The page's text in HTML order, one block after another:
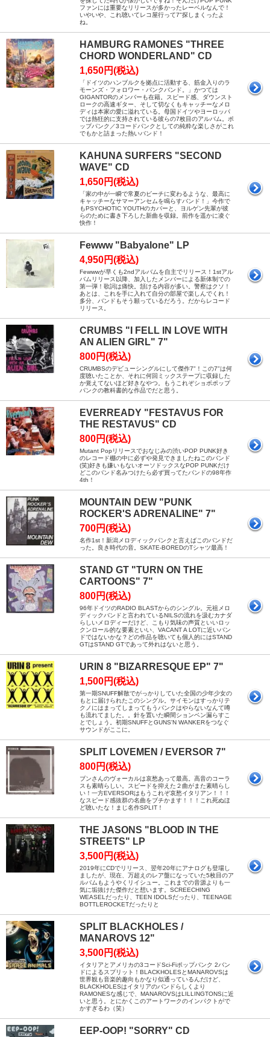
ファンには重要なリリースが多かったレーベルなんで！
いやいや、これ聴いてレコ屋行って7"探しまくったよ
ね。
HAMBURG RAMONES "THREE
CHORD WONDERLAND" CD
1,650円(税込)
「ドイツのハンブルクを拠点に活動する、筋金入りのラ
モーンズ・フォロワー・パンクバンド。」かつては
GIGANTORのメンバーも在籍。スピード感、ダウンスト
ロークの高速ギター、そして切なくもキャッチーなメロ
ディは本家の愛に溢れている。母国ドイツやヨーロッパ
では熱狂的に支持されている彼らの7枚目のアルバム。ポ
ップパンク／3コードパンクとしての純粋な楽しさがこれ
でもかと詰まった熱いバンド！
KAHUNA SURFERS "SECOND
WAVE" CD
1,650円(税込)
「家の中が一瞬で常夏のビーチに変わるような、最高に
キャッチーなサマーアンセムを鳴らすバンド！」今作で
もPSYCHOTIC YOUTHのカバーと、ヨルゲン先輩が彼
らのために書き下ろした新曲を収録。前作を遥かに凌ぐ
快作！
Fewww "Babyalone" LP
4,950円(税込)
Fewwwが早くも2ndアルバムを自主でリリース！1stアル
バムリリース以降、加入したメンバーによる新体制での
第一弾！歌詞は痛快。頷ける内容が多い。警察はクソ！
あとは、これを手に入れて自分の部屋で楽しんでくれ！
多分、バンドもそう願っているだろう。だからレコード
リリース。
CRUMBS "I FELL IN LOVE WITH
AN ALIEN GIRL" 7"
800円(税込)
CRUMBSのデビューシングルにして傑作7"！この7"は何
度聴いたことか、それに何回ミックステープに収録した
か覚えてないほど好きなやつ。もうこれぞショボポップ
パンクの教科書的な作品でだと思う。
EVERREADY "FESTAVUS FOR
THE RESTAVUS" CD
800円(税込)
Mutant Popリリースでおなじみの渋いPOP PUNK好き
のレコード棚の中に必ずや発見できましたねこのバンド
(笑)好きも嫌いもないオーソドックスなPOP PUNKだけ
どこのバンド名みつけたら必ず買ってたバンドの98年作
4th！
MOUNTAIN DEW "PUNK
ROCKER'S ADRENALINE" 7"
700円(税込)
名作1st！新潟メロディックパンクと言えばこのバンドだ
った。良き時代の音。SKATE-BOREDのTシャツ最高！
STAND GT "TURN ON THE
CARTOONS" 7"
800円(税込)
96年ドイツのRADIO BLASTからのシングル。元祖メロ
ディックバンドと言われているNILSの流れを汲むカナダ
らしいメロディーだけど、こもり気味の声質といいロッ
クンロール的な要素といい、VACANT A LOTに近いバン
ドではないかな？どの作品を聴いても個人的にはSTAND
GTはSTAND GTであって外れはないと思う。
URIN 8 "BIZARRESQUE EP" 7"
1,500円(税込)
第一期SNUFF解散でがっかりしていた全国の少年少女の
もとに届けられたこのシングル。サイモンはすっかりテ
クノにはまってしまってもうパンクはやらないなんて噂
も流れてました。。針を置いた瞬間ションベン漏らすこ
とでしょう。初期SNUFFとGUNS'N WANKERをつなぐ
サウンドがここに。
SPLIT LOVEMEN / EVERSOR 7"
800円(税込)
ブンさんのヴォーカルは哀愁あって最高。高音のコーラ
スも素晴らしい。スピードを抑えた２曲がまた素晴らし
い！一方EVERSORはもうこれぞ哀愁イタリアン！！！
なスピード感抜群の名曲をブチかます！！！これ死ぬほ
ど聴いたな！まじ名作SPLIT！
THE JASONS "BLOOD IN THE
STREETS" LP
3,500円(税込)
2019年にCDでリリース、翌年20年にアナログも登場し
ましたが、現在、万超えのレア盤になっていた5枚目のア
ルバムもようやくリイシュー。これまでの音源よりも一
気に垢抜けた傑作だと想います。SCREECHING
WEASELだったり、TEEN IDOLSだったり、TEENAGE
BOTTLEROCKETだったりと
SPLIT BLACKHOLES /
MANAROVS 12"
3,500円(税込)
イタリアとアメリカの3コードSci-Fiポップパンク 2バン
ドによるスプリット！BLACKHOLESとMANAROVSは
世界観も音楽的趣向もかなり似通っているんだけど、
BLACKHOLESはイタリアのバンドらしくより
RAMONESな感じで、MANAROVSはLILLINGTONSに近
いと思う。とにかくこのアートワークのインパクトがで
かすぎるわ（笑）
EEP-OOP! "SORRY" CD